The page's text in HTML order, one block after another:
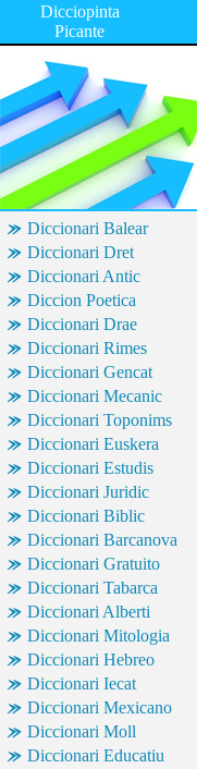
Dicciopinta
Picante
Diccionari Balear
Diccionari Dret
Diccionari Antic
Diccion Poetica
Diccionari Drae
Diccionari Rimes
Diccionari Gencat
Diccionari Mecanic
Diccionari Toponims
Diccionari Euskera
Diccionari Estudis
Diccionari Juridic
Diccionari Biblic
Diccionari Barcanova
Diccionari Gratuito
Diccionari Tabarca
Diccionari Alberti
Diccionari Mitologia
Diccionari Hebreo
Diccionari Iecat
Diccionari Mexicano
Diccionari Moll
Diccionari Educatiu